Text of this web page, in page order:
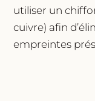
utiliser un
cuivre) afin
empreintes